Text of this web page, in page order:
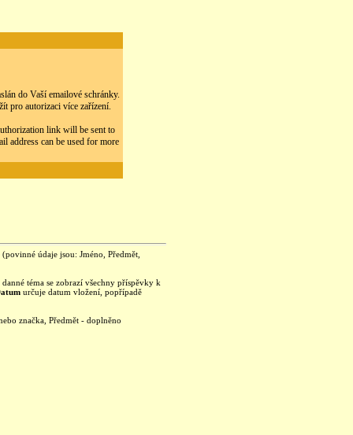
do Vaší emailové schránky.
pro autorizaci více zařízení.
link will be sent to
address can be used for more
údaje jsou: Jméno, Předmět,
danné téma se zobrazí všechny příspěvky k
určuje datum vložení, popřípadě
značka, Předmět - doplněno